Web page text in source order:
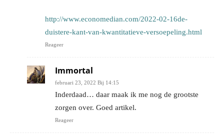
http://www.economedian.com/2022-02-16de-
duistere-kant-van-kwantitatieve-versoepeling.html
Reageer
Immortal
februari 23, 2022 Bij 14:15
Inderdaad… daar maak ik me nog de grootste
zorgen over. Goed artikel.
Reageer